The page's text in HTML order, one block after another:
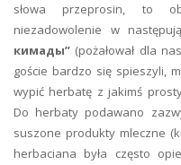
słowa przeprosin, to
niezadowolenie w
кимады” (pożałował dla
goście bardzo się spieszyli,
wypić herbatę z jakimś
Do herbaty podawano
suszone produkty mleczne
herbaciana była często